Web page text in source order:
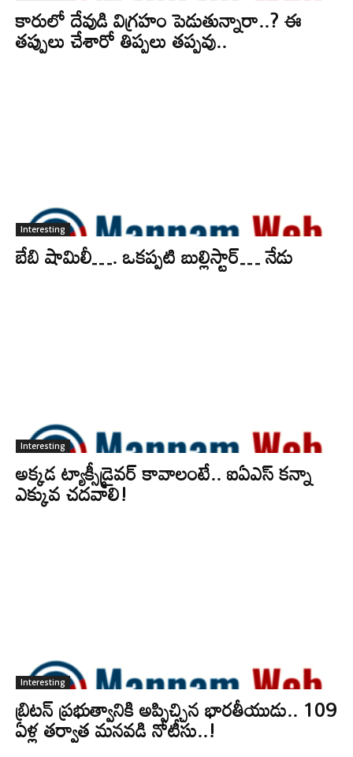
కారులో దేవుడి విగ్రహం పెడుతున్నారా..? ఈ
తప్పులు చేశారో తిప్పలు తప్పవు..
Interesting
బేబి షామిలీ…. ఒకప్పటి బుల్లిస్టార్‌… నేడు
Interesting
అక్కడ ట్యాక్సీడ్రైవర్‌ కావాలంటే.. ఐఏఎస్ కన్నా
ఎక్కువ చదవాలి!
Interesting
బ్రిటన్ ప్రభుత్వానికి అప్పిచ్చిన భారతీయుడు.. 109
ఏళ్ల తర్వాత మనవడి నోటీసు..!